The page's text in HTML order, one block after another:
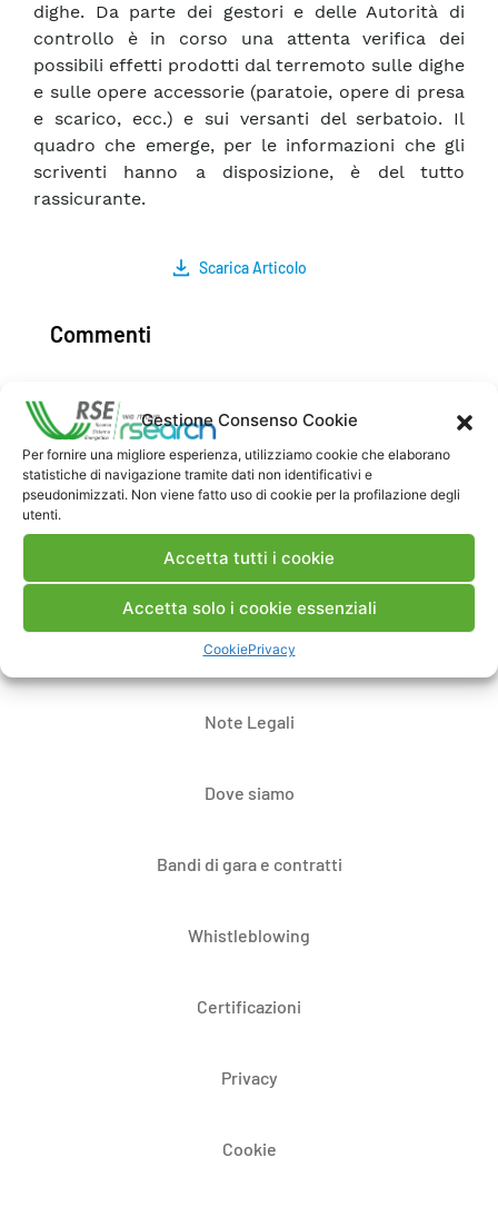
Gestione Consenso Cookie
Per fornire una migliore esperienza, utilizziamo cookie che elaborano
statistiche di navigazione tramite dati non identificativi e
pseudonimizzati. Non viene fatto uso di cookie per la profilazione degli
utenti.
Accetta tutti i cookie
Accetta solo i cookie essenziali
CookiePrivacy
dighe. Da parte dei gestori e delle Autorità di
controllo è in corso una attenta verifica dei
possibili effetti prodotti dal terremoto sulle dighe
e sulle opere accessorie (paratoie, opere di presa
e scarico, ecc.) e sui versanti del serbatoio. Il
quadro che emerge, per le informazioni che gli
scriventi hanno a disposizione, è del tutto
rassicurante.
Scarica Articolo
Commenti
Pubblica un commento
Contatti
Note Legali
Dove siamo
Bandi di gara e contratti
Whistleblowing
Certificazioni
Privacy
Cookie